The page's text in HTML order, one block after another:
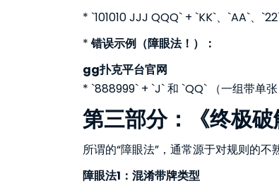
* `101010 JJJ QQQ` + `KK`、`AA`、
* 错误示例（障眼法！）：
gg扑克平台官网
* `888999` + `J` 和 `QQ` （一组带单
第三部分：《终极破
所谓的“障眼法”，通常源于对规则的
障眼法1：混淆带牌类型